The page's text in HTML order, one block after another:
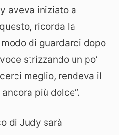
aveva iniziato a
ricorda la
di guardarci dopo
strizzando un po’
meglio, rendeva il
più dolce”.
di Judy sarà